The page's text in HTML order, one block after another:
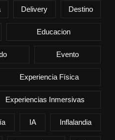
Delivery Destino
Educacion
Evento
Experiencia Física
Experiencias Inmersivas
IA Inflalandia